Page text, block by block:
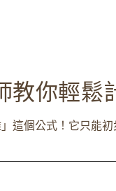
你輕鬆
這個公式！它只能